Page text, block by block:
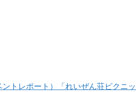
ントレポート）「れいぜん荘ピクニ